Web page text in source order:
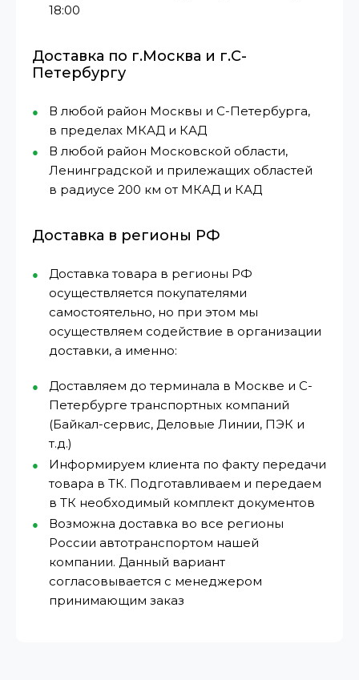
18:00
Доставка по г.Москва и г.С-
Петербургу
В любой район Москвы и С-Петербурга,
в пределах МКАД и КАД
В любой район Московской области,
Ленинградской и прилежащих областей
в радиусе 200 км от МКАД и КАД
Доставка в регионы РФ
Доставка товара в регионы РФ
осуществляется покупателями
самостоятельно, но при этом мы
осуществляем содействие в организации
доставки, а именно:
Доставляем до терминала в Москве и С-
Петербурге транспортных компаний
(Байкал-сервис, Деловые Линии, ПЭК и
т.д.)
Информируем клиента по факту передачи
товара в ТК. Подготавливаем и передаем
в ТК необходимый комплект документов
Возможна доставка во все регионы
России автотранспортом нашей
компании. Данный вариант
согласовывается с менеджером
принимающим заказ